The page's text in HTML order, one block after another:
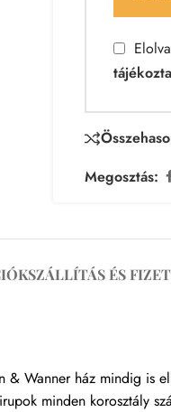
Megosztás:
SZÁLLÍTÁS ÉS
Wanner ház mindig is
minden korosztály